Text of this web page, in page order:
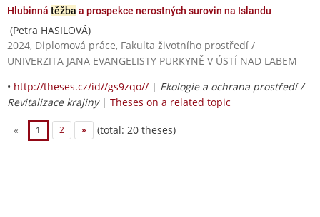
Hlubinná těžba a prospekce nerostných surovin na Islandu
(Petra HASILOVÁ)
2024, Diplomová práce, Fakulta životního prostředí /
UNIVERZITA JANA EVANGELISTY PURKYNĚ V ÚSTÍ NAD LABEM
• http://theses.cz/id//gs9zqo// | Ekologie a ochrana prostředí /
Revitalizace krajiny| Theses on a related topic
« 1 2 » (total: 20 theses)